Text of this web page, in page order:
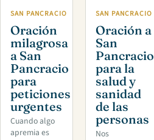
SAN PANCRACIO
Oración
milagrosa
a San
Pancracio
para
peticiones
urgentes
Cuando algo
apremia es
SAN PANCRACIO
Oración a
San
Pancracio
para la
salud y
sanidad
de las
personas
Nos